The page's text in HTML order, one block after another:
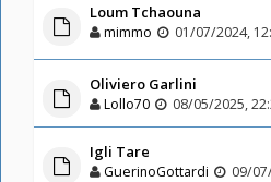
Loum Tchaouna
mimmo 01/07/2024,
Oliviero Garlini
Lollo70 08/05/2025,
Igli Tare
GuerinoGottardi 09/